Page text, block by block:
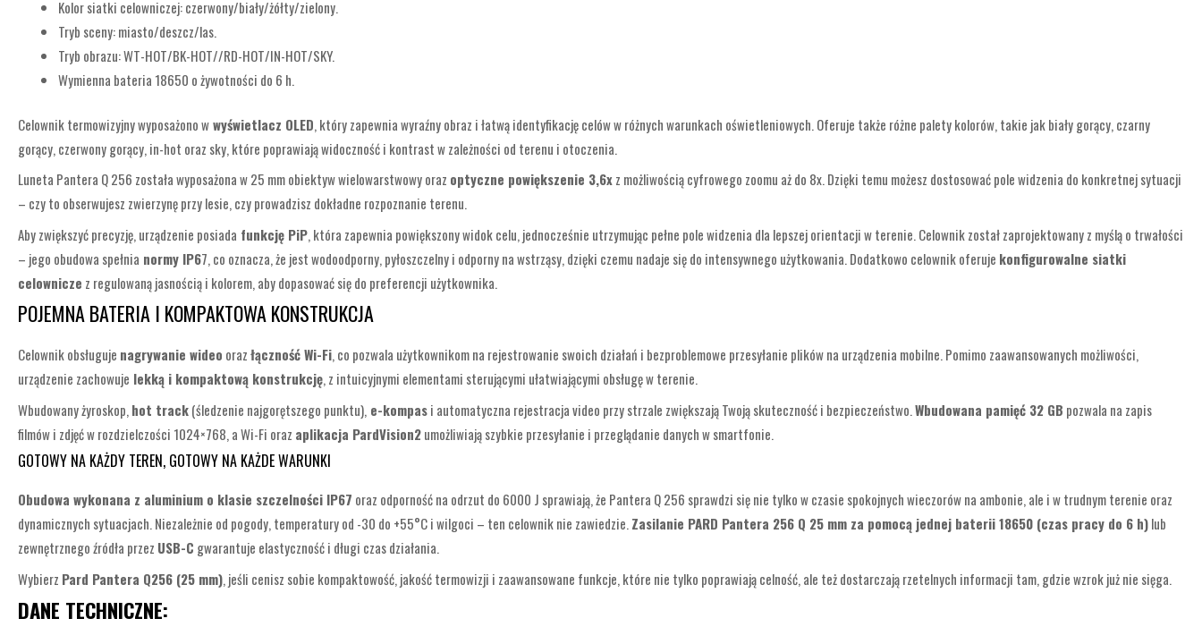
Kolor siatki celowniczej: czerwony/biały/żółty/zielony.
Tryb sceny: miasto/deszcz/las.
Tryb obrazu: WT-HOT/BK-HOT//RD-HOT/IN-HOT/SKY.
Wymienna bateria 18650 o żywotności do 6 h.
Celownik termowizyjny wyposażono wwyświetlacz OLED, który zapewnia wyraźny obraz i łatwą identyfikację celów w różnych warunkach oświetleniowych. Oferuje także różne palety kolorów, takie jak biały gorący, czarny
gorący, czerwony gorący, in-hot oraz sky, które poprawiają widoczność i kontrast w zależności od terenu i otoczenia.
Luneta Pantera Q 256 została wyposażona w 25 mm obiektyw wielowarstwowy oraz optyczne powiększenie 3,6xz możliwością cyfrowego zoomu aż do 8x. Dzięki temu możesz dostosować pole widzenia do konkretnej sytuacji
– czy to obserwujesz zwierzynę przy lesie, czy prowadzisz dokładne rozpoznanie terenu.
Aby zwiększyć precyzję, urządzenie posiada funkcję PiP, która zapewnia powiększony widok celu, jednocześnie utrzymując pełne pole widzenia dla lepszej orientacji w terenie. Celownik został zaprojektowany z myślą o trwałości
– jego obudowa spełnia normy IP67, co oznacza, że jest wodoodporny, pyłoszczelny i odporny na wstrząsy, dzięki czemu nadaje się do intensywnego użytkowania. Dodatkowo celownik oferuje konfigurowalne siatki
celownicze z regulowaną jasnością i kolorem, aby dopasować się do preferencji użytkownika.
POJEMNA BATERIA I KOMPAKTOWA KONSTRUKCJA
Celownik obsługuje nagrywanie wideo orazłączność Wi-Fi, co pozwala użytkownikom na rejestrowanie swoich działań i bezproblemowe przesyłanie plików na urządzenia mobilne. Pomimo zaawansowanych możliwości,
urządzenie zachowuje lekką i kompaktową konstrukcję, z intuicyjnymi elementami sterującymi ułatwiającymi obsługę w terenie.
Wbudowany żyroskop, hot track(śledzenie najgorętszego punktu), e-kompasi automatyczna rejestracja video przy strzale zwiększają Twoją skuteczność i bezpieczeństwo.Wbudowana pamięć 32 GB pozwala na zapis
filmów i zdjęć w rozdzielczości 1024×768, a Wi-Fi oraz aplikacja PardVision2umożliwiają szybkie przesyłanie i przeglądanie danych w smartfonie.
GOTOWY NA KAŻDY TEREN, GOTOWY NA KAŻDE WARUNKI
Obudowa wykonana z aluminium o klasie szczelności IP67 oraz odporność na odrzut do 6000 J sprawiają, że Pantera Q 256 sprawdzi się nie tylko w czasie spokojnych wieczorów na ambonie, ale i w trudnym terenie oraz
dynamicznych sytuacjach. Niezależnie od pogody, temperatury od -30 do +55°C i wilgoci – ten celownik nie zawiedzie. Zasilanie PARD Pantera 256 Q 25 mm za pomocą jednej baterii 18650 (czas pracy do 6 h)lub
zewnętrznego źródła przez USB-C gwarantuje elastyczność i długi czas działania.
Wybierz Pard Pantera Q256 (25 mm), jeśli cenisz sobie kompaktowość, jakość termowizji i zaawansowane funkcje, które nie tylko poprawiają celność, ale też dostarczają rzetelnych informacji tam, gdzie wzrok już nie sięga.
DANE TECHNICZNE: